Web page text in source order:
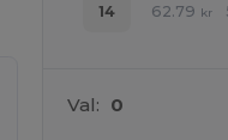
14 62.79 kr
Val: 0